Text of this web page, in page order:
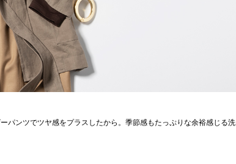
パンツでツヤ感をプラスしたから。季節感もたっぷりな余裕感じる洗